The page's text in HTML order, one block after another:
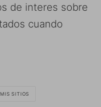
de interes sobre
cuando
MIS SITIOS